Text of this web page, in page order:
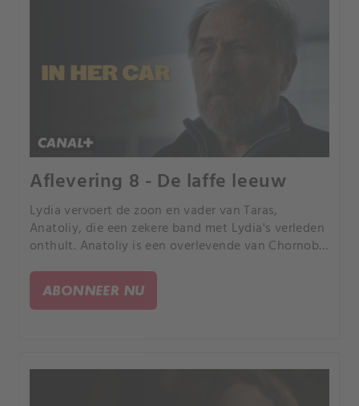
Aflevering 8 - De laffe leeuw
Lydia vervoert de zoon en vader van Taras,
Anatoliy, die een zekere band met Lydia's verleden
onthult. Anatoliy is een overlevende van Chornobyl
oorlog.
ABONNEER NU